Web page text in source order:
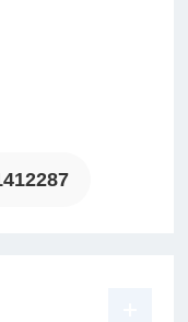
表、零配件，保证*。